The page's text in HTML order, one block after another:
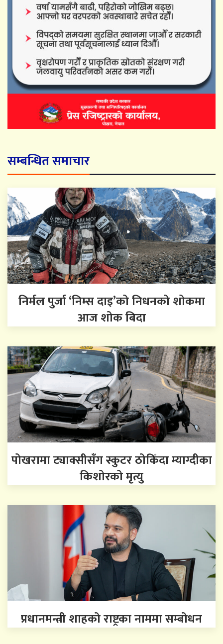
सम्बन्धित समाचार
निर्मल पुर्जा ‘निम्स दाइ’को निधनको शोकमा
आज शोक बिदा
पोखरामा ट्याक्सीसँग स्कुटर ठोकिँदा म्याग्दीका
किशोरको मृत्यु
प्रधानमन्त्री शाहको राष्ट्रका नाममा सम्बोधन